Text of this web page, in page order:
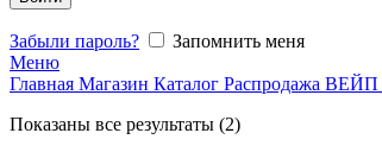
Забыли пароль?
Запомнить меня
Меню
Главная Магазин Каталог Распродажа ВЕЙП
Показаны все результаты (2)